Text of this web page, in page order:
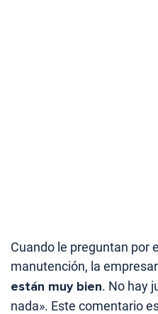
Cuando le preguntan por
manutención, la
están muy bien. No hay
nada». Este comentario